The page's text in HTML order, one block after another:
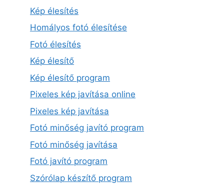
Kép élesítés
Homályos fotó élesítése
Fotó élesítés
Kép élesítő
Kép élesítő program
Pixeles kép javítása online
Pixeles kép javítása
Fotó minőség javító program
Fotó minőség javítása
Fotó javító program
Szórólap készítő program